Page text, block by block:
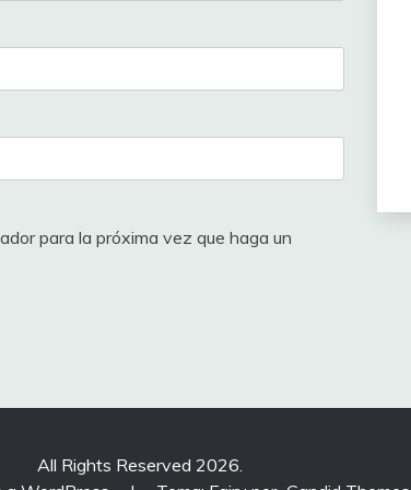
para la próxima vez que haga un
All Rights Reserved 2026.